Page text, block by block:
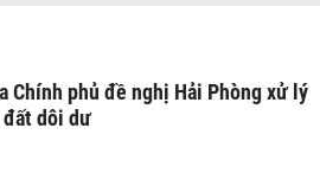
Chính phủ đề nghị Hải Phòng xử lý
đất dôi dư